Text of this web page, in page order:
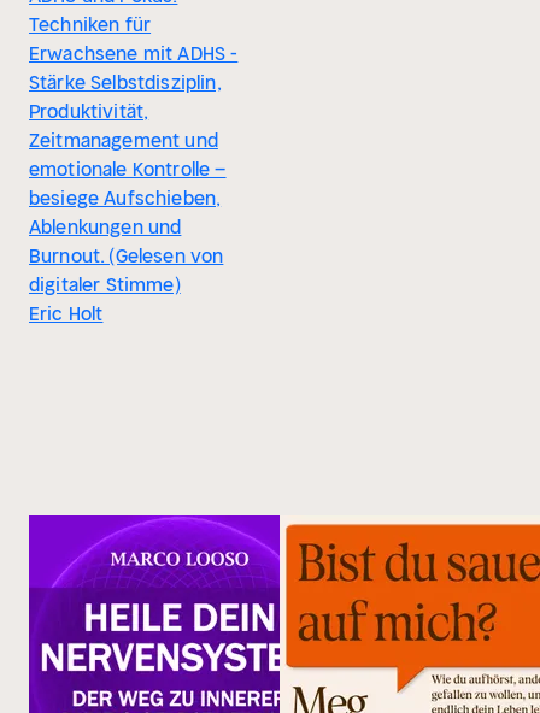
Techniken für
Erwachsene mit ADHS -
Stärke Selbstdisziplin,
Produktivität,
Zeitmanagement und
emotionale Kontrolle –
besiege Aufschieben,
Ablenkungen und
Burnout. (Gelesen von
digitaler Stimme)
Eric Holt